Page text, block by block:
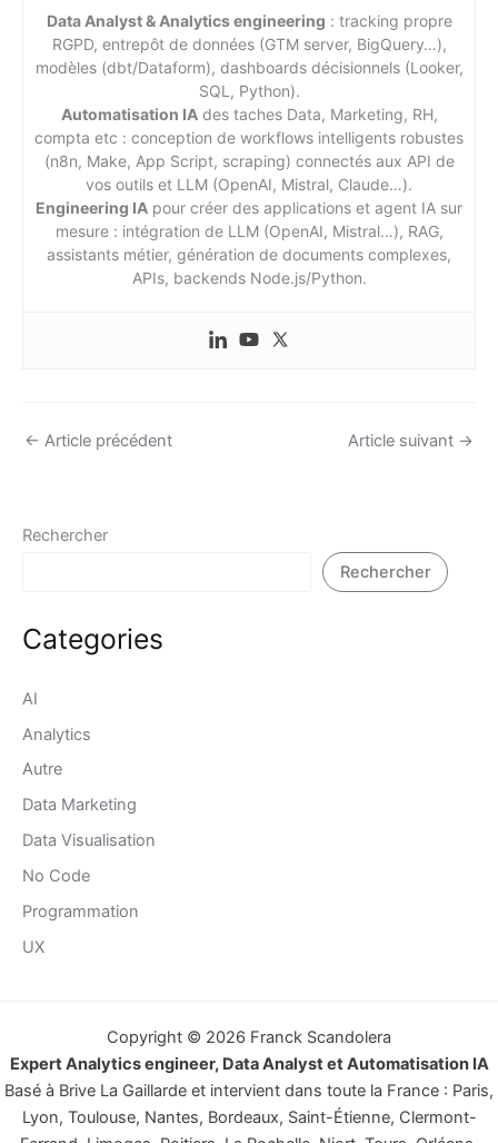
Data Analyst & Analytics engineering : tracking propre
RGPD, entrepôt de données (GTM server, BigQuery…),
modèles (dbt/Dataform), dashboards décisionnels (Looker,
SQL, Python).
Automatisation IAdes taches Data, Marketing, RH,
compta etc : conception de workflows intelligents robustes
(n8n, Make, App Script, scraping) connectés aux API de
vos outils et LLM (OpenAI, Mistral, Claude…).
Engineering IA pour créer des applications et agent IA sur
mesure : intégration de LLM (OpenAI, Mistral…), RAG,
assistants métier, génération de documents complexes,
APIs, backends Node.js/Python.
← Article précédent Article suivant →
Rechercher
Rechercher
Categories
AI
Analytics
Autre
Data Marketing
Data Visualisation
No Code
Programmation
UX
Copyright © 2026 Franck Scandolera
Expert Analytics engineer, Data Analyst et Automatisation IA
Basé à Brive La Gaillarde et intervient dans toute la France : Paris,
Lyon, Toulouse, Nantes, Bordeaux, Saint-Étienne, Clermont-